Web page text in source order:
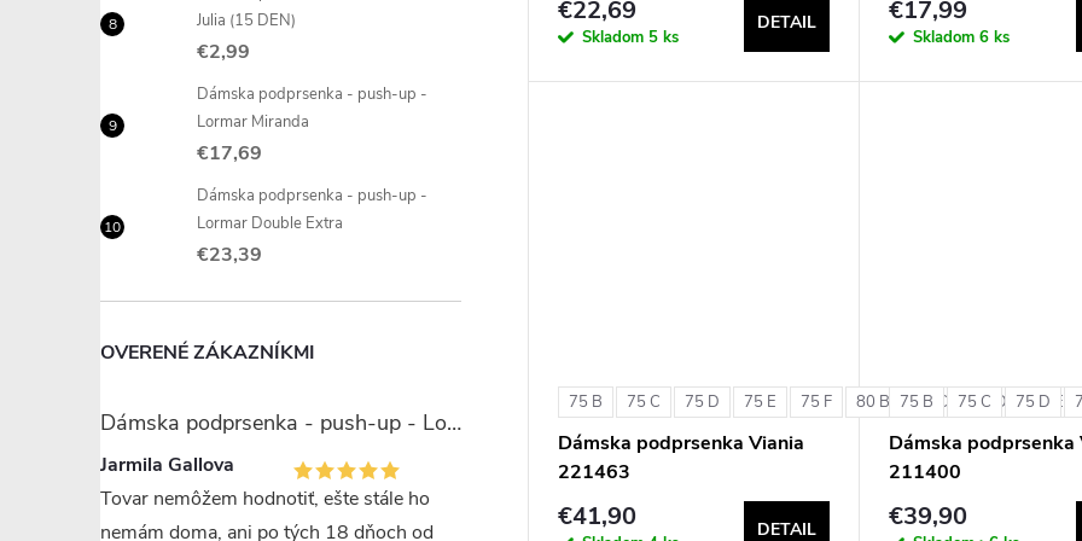
Julia (15 DEN)
€2,99
Dámska podprsenka - push-up -
Lormar Miranda
€17,69
Dámska podprsenka - push-up -
Lormar Double Extra
€23,39
OVERENÉ ZÁKAZNÍKMI
Dámska podprsenka - push-up - Lormar Miranda
Jarmila Gallova
Tovar nemôžem hodnotiť, ešte stále ho
nemám doma, ani po tých 18 dňoch od
€22,69
Skladom 5 ks
DETAIL €17,99
Skladom6 ks
75 B 75 C 75 D 75 E 75 F 80 B 80 C 80 D 80 E
Dámska podprsenka Viania
221463
€41,90 DETAIL
75 B 75 C 75 D
Dámska podprsenka
211400
€39,90